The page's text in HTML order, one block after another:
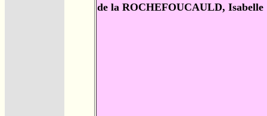
de la ROCHEFOUCAULD, Isabelle